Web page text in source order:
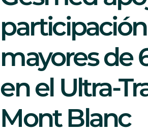
mayores de
en el Ultra-
Mont Blanc